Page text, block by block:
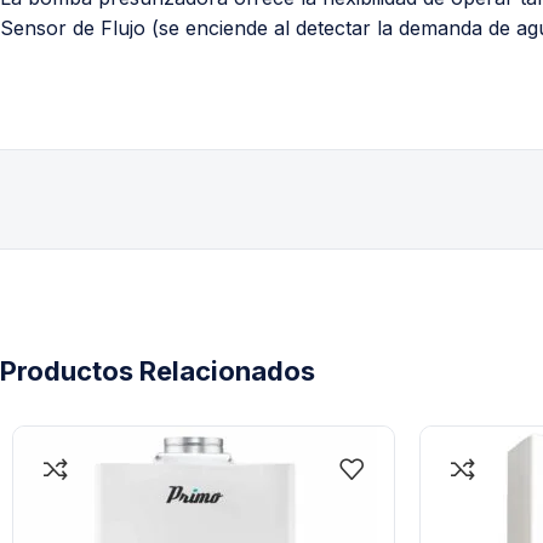
Sensor de Flujo (se enciende al detectar la demanda de
Productos Relacionados